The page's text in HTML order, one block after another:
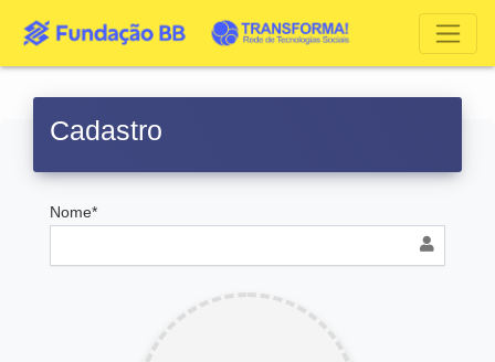
Cadastro
Nome*